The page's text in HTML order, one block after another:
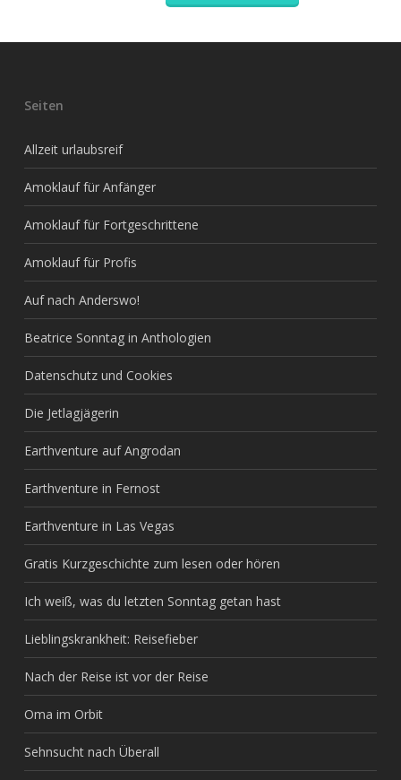
Seiten
Allzeit urlaubsreif
Amoklauf für Anfänger
Amoklauf für Fortgeschrittene
Amoklauf für Profis
Auf nach Anderswo!
Beatrice Sonntag in Anthologien
Datenschutz und Cookies
Die Jetlagjägerin
Earthventure auf Angrodan
Earthventure in Fernost
Earthventure in Las Vegas
Gratis Kurzgeschichte zum lesen oder hören
Ich weiß, was du letzten Sonntag getan hast
Lieblingskrankheit: Reisefieber
Nach der Reise ist vor der Reise
Oma im Orbit
Sehnsucht nach Überall